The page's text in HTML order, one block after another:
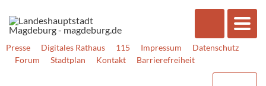
Presse Digitales Rathaus 115 Impressum
Datenschutz
Forum
Stadtplan Kontakt Barrierefreiheit